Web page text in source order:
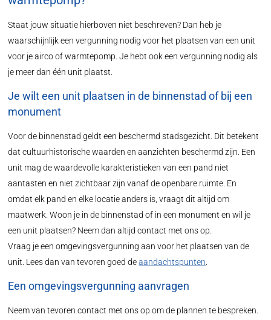
Staat jouw situatie hierboven niet beschreven? Dan heb je
waarschijnlijk een vergunning nodig voor het plaatsen van een unit
voor je airco of warmtepomp. Je hebt ook een vergunning nodig als
je meer dan één unit plaatst.
Je wilt een unit plaatsen in de binnenstad of bij een
monument
Voor de binnenstad geldt een beschermd stadsgezicht. Dit betekent
dat cultuurhistorische waarden en aanzichten beschermd zijn. Een
unit mag de waardevolle karakteristieken van een pand niet
aantasten en niet zichtbaar zijn vanaf de openbare ruimte. En
omdat elk pand en elke locatie anders is, vraagt dit altijd om
maatwerk. Woon je in de binnenstad of in een monument en wil je
een unit plaatsen? Neem dan altijd contact met ons op.
Vraag je een omgevingsvergunning aan voor het plaatsen van de
unit. Lees dan van tevoren goed deaandachtspunten
Een omgevingsvergunning aanvragen
Neem van tevoren contact met ons op om de plannen te bespreken.